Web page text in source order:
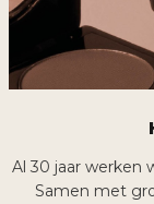
Al 30 jaar werken
Samen met